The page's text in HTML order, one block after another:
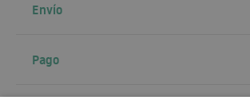
Envío
Pago